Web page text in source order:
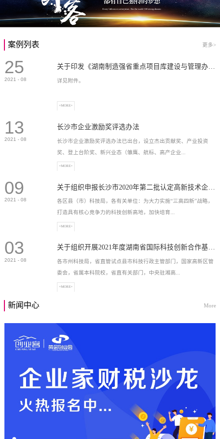
案例列表 更多>
25
2021 - 08 详见附件。
+MORE+
13
2021 - 08
长沙市企业激励奖评选办法
长沙市企业激励奖评选办法已出台，设立杰出贡献奖、产业投资
奖、登上台阶奖、新兴业态（雏鹰、航标、高产企业...
）奖等，最高奖励2...
+MORE+
09
2021 - 08
各区县（市）科技局，各有关单位：为大力实施“三高四新”战略，
打造具有核心竞争力的科技创新高地，加快培育...
高新技术企业，充分...
+MORE+
03
2021 - 08
关于组织开展2021年度湖南省国际科技创新合作基地申报工作的通知
各市州科技局，省直管试点县市科技行政主管部门，国家高新区管
委会，省属本科院校，省直有关部门，中央驻湘高...
+MORE+
新闻中心 More